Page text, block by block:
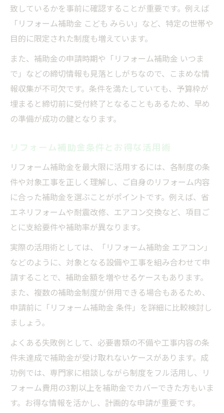
致しているかを事前に確認することが重要です。例えば
「リフォーム補助金 こども みらい」など、特定の世帯や
目的に限定された制度も増えています。
また、補助金の申請時期や「リフォーム補助金 いつま
で」などの締切情報も見落としがちなので、こまめな情
報収集が不可欠です。条件を満たしていても、予算枠が
埋まると締切前に受付終了となることもあるため、早め
の準備が成功の鍵となります。
リフォーム補助金条件とお得な活用術
リフォーム補助金を最大限に活用するには、各制度の条
件や対象工事を正しく理解し、ご自身のリフォーム内容
に合った補助金を選ぶことがポイントです。例えば、省
エネリフォームや耐震改修、エアコン交換など、項目ご
とに支給要件や補助率が異なります。
実際の活用術としては、「リフォーム補助金 エアコン」
などのように、対象となる設備や工事を組み合わせて申
請することで、補助金額を増やせるケースもあります。
また、複数の補助金制度が併用できる場合もあるため、
申請前に「リフォーム補助金 条件」を詳細に比較検討し
ましょう。
よくある失敗例として、必要書類の不備や工事内容の条
件未達成で補助金が受け取れないケースがあります。成
功例では、専門家に相談しながら制度をフル活用し、リ
フォーム費用の3割以上を補助金でカバーできた方もいま
す。お得な情報を活かし、計画的な申請が重要です。